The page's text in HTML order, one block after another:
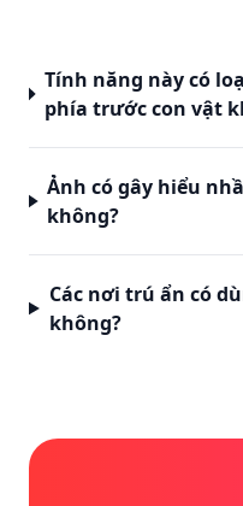
Tính năng này có
phía trước con vật
Ảnh có gây hiểu
không?
Các nơi trú ẩn có
không?